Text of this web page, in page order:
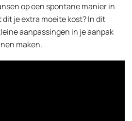
op een spontane manier in
je extra moeite kost? In dit
aanpassingen in je aanpak
maken.